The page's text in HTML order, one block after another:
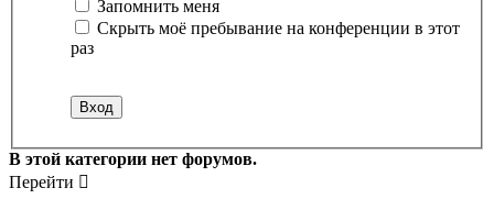
Запомнить меня
Скрыть моё пребывание на конференции в этот
раз
В этой категории нет форумов.
Перейти